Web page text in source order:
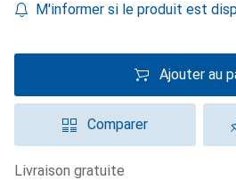
M'informer si le produit est
Ajouter au
Comparer
livraison gratuite